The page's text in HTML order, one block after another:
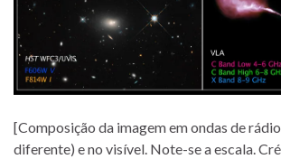
[Composição da imagem em ondas de
diferente) e no visível. Note-se a escala.